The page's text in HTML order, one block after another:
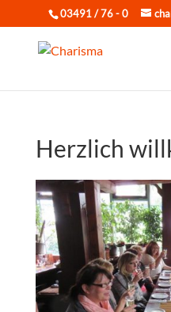
03491 / 76 - 0
Herzlich